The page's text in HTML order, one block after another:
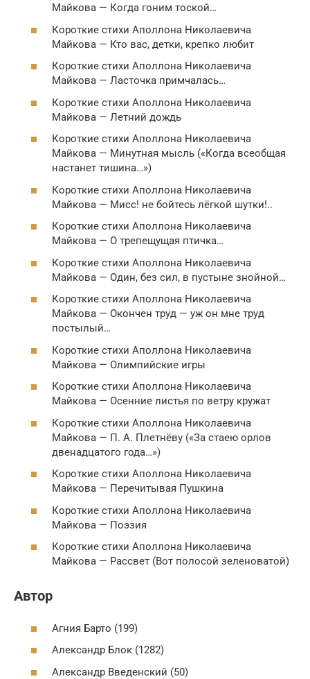
Майкова — Когда гоним тоской…
Короткие стихи Аполлона Николаевича
Майкова — Кто вас, детки, крепко любит
Короткие стихи Аполлона Николаевича
Майкова — Ласточка примчалась…
Короткие стихи Аполлона Николаевича
Майкова — Летний дождь
Короткие стихи Аполлона Николаевича
Майкова — Минутная мысль («Когда всеобщая
настанет тишина…»)
Короткие стихи Аполлона Николаевича
Майкова — Мисс! не бойтесь лёгкой шутки!..
Короткие стихи Аполлона Николаевича
Майкова — О трепещущая птичка…
Короткие стихи Аполлона Николаевича
Майкова — Один, без сил, в пустыне знойной…
Короткие стихи Аполлона Николаевича
Майкова — Окончен труд — уж он мне труд
постылый…
Короткие стихи Аполлона Николаевича
Майкова — Олимпийские игры
Короткие стихи Аполлона Николаевича
Майкова — Осенние листья по ветру кружат
Короткие стихи Аполлона Николаевича
Майкова — П. А. Плетнёву («За стаею орлов
двенадцатого года…»)
Короткие стихи Аполлона Николаевича
Майкова — Перечитывая Пушкина
Короткие стихи Аполлона Николаевича
Майкова — Поэзия
Короткие стихи Аполлона Николаевича
Майкова — Рассвет (Вот полосой зеленоватой)
Автор
Агния Барто (199)
Александр Блок (1282)
Александр Введенский (50)